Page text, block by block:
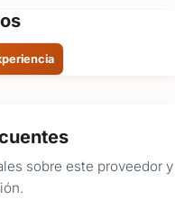
sobre este proveedor y